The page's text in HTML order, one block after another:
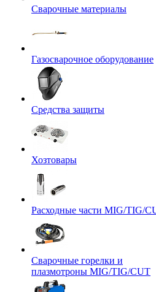
Сварочные материалы
Газосварочное оборудование
Средства защиты
Хозтовары
Расходные части MIG/TIG/
Сварочные горелки и
плазмотроны MIG/TIG/CUT